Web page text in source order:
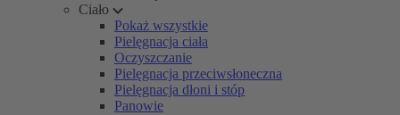
Ciało
Pokaż wszystkie
Pielęgnacja ciała
Oczyszczanie
Pielęgnacja przeciwsłoneczna
Pielęgnacja dłoni i stóp
Panowie